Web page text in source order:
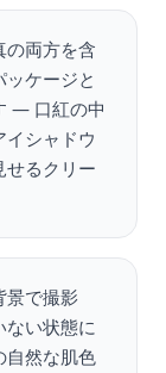
の両方を含
ケージと
— 口紅の中
シャドウ
せるクリー
景で撮影
ない状態に
自然な肌色